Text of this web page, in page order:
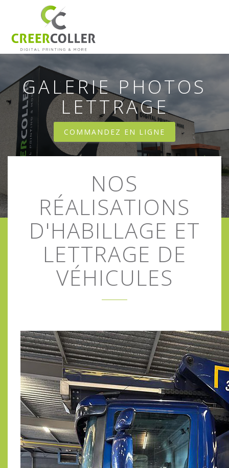
Aller au contenu principal
GALERIE PHOTOS
LETTRAGE
COMMANDEZ EN LIGNE
NOS
RÉALISATIONS
D'HABILLAGE ET
LETTRAGE DE
VÉHICULES